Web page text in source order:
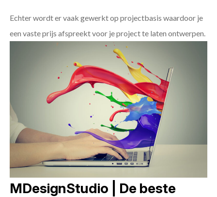
Echter wordt er vaak gewerkt op projectbasis waardoor je
een vaste prijs afspreekt voor je project te laten ontwerpen.
MDesignStudio | De beste